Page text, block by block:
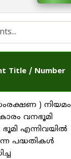
Title / Number
) നിയമം
വനഭൂമി
എന്നിവയിൽ
പദ്ധതികൾ